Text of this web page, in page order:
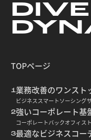
DIVE
TOPページ
1業務改善のワンスト
ビジネススマートソーシング
2強いコーポレート基
コーポレートバックオフィス
3最適なビジネスコー